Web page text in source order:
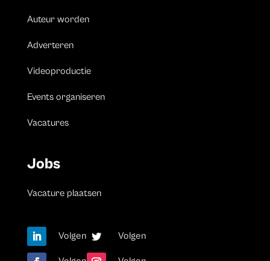
Auteur worden
Adverteren
Videoproductie
Events organiseren
Vacatures
Jobs
Vacature plaatsen
Volgen Volgen